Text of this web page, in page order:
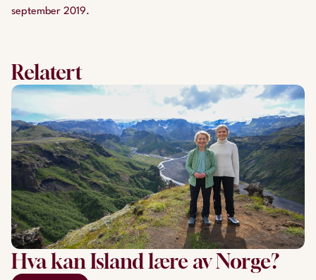
september 2019.
Relatert
Hva kan Island lære av Norge?